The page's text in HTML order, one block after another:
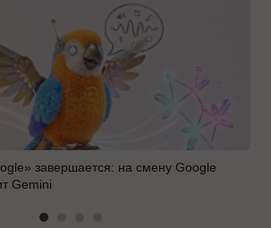
завершается: на смену Google
Gemini